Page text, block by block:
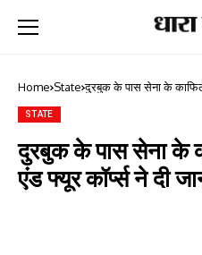
Home State दुरबुक के पास सेना के काफिले
STATE
दुरबुक के पास सेना के
एंड फ्यूर कॉर्प्स ने दी